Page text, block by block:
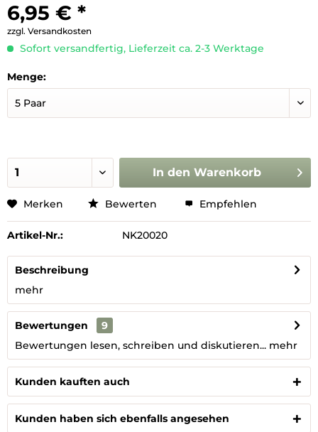
6,95 € *
zzgl. Versandkosten
Sofort versandfertig, Lieferzeit ca. 2-3 Werktage
Menge:
In den Warenkorb
Merken Bewerten Empfehlen
Artikel-Nr.: NK20020
Beschreibung
mehr
Bewertungen
9
Bewertungen lesen, schreiben und diskutieren... mehr
Kunden kauften auch
Kunden haben sich ebenfalls angesehen